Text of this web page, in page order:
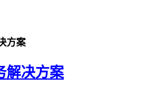
方案
解决方案